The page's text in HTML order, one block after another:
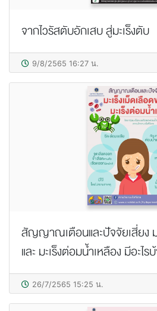
จากไวรัสตับอักเสบ สู่มะเร็งตับ
9/8/2565 16:27 น.
สัญญาณเตือนและปัจจัยเสี่ยง ม
และ มะเร็งต่อมน้ำเหลือง มีอะไร
26/7/2565 15:25 น.